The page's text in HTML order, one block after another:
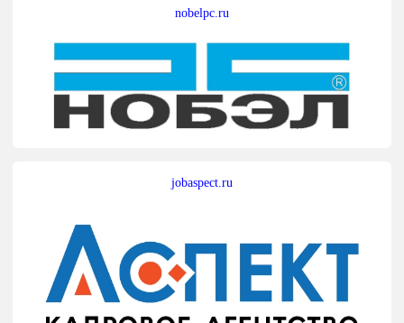
nobelpc.ru
jobaspect.ru